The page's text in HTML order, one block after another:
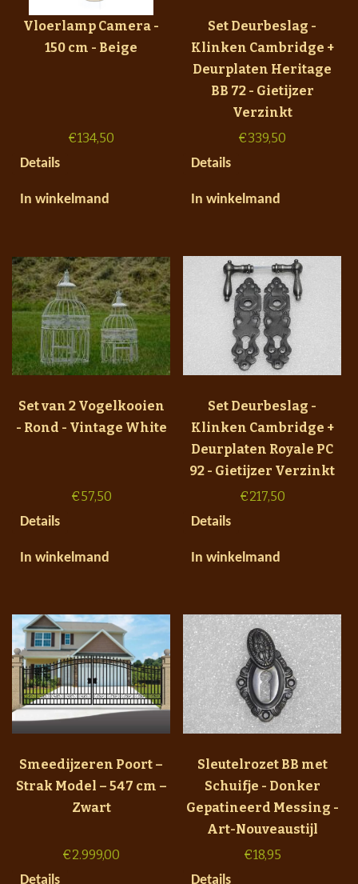
Vloerlamp Camera -
150 cm - Beige
€134,50
Details
In winkelmand
Set Deurbeslag -
Klinken Cambridge +
Deurplaten Heritage
BB 72 - Gietijzer
Verzinkt
€339,50
Details
In winkelmand
Set van 2 Vogelkooien
- Rond - Vintage White
€57,50
Details
In winkelmand
Set Deurbeslag -
Klinken Cambridge +
Deurplaten Royale PC
92 - Gietijzer Verzinkt
€217,50
Details
In winkelmand
Smeedijzeren Poort –
Strak Model – 547 cm –
Zwart
€2.999,00
Details
Sleutelrozet BB met
Schuifje - Donker
Gepatineerd Messing -
Art-Nouveaustijl
€18,95
Details